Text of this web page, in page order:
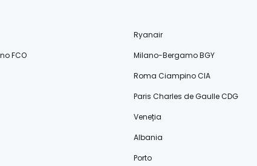
Ryanair
FCO
Milano-Bergamo BGY
Roma Ciampino CIA
Paris Charles de Gaulle CDG
Veneția
Albania
Porto